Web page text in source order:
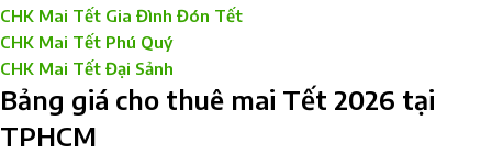
CHK Mai Tết Gia Đình Đón Tết
CHK Mai Tết Phú Quý
CHK Mai Tết Đại Sảnh
Bảng giá cho thuê mai Tết 2026 tại
TPHCM